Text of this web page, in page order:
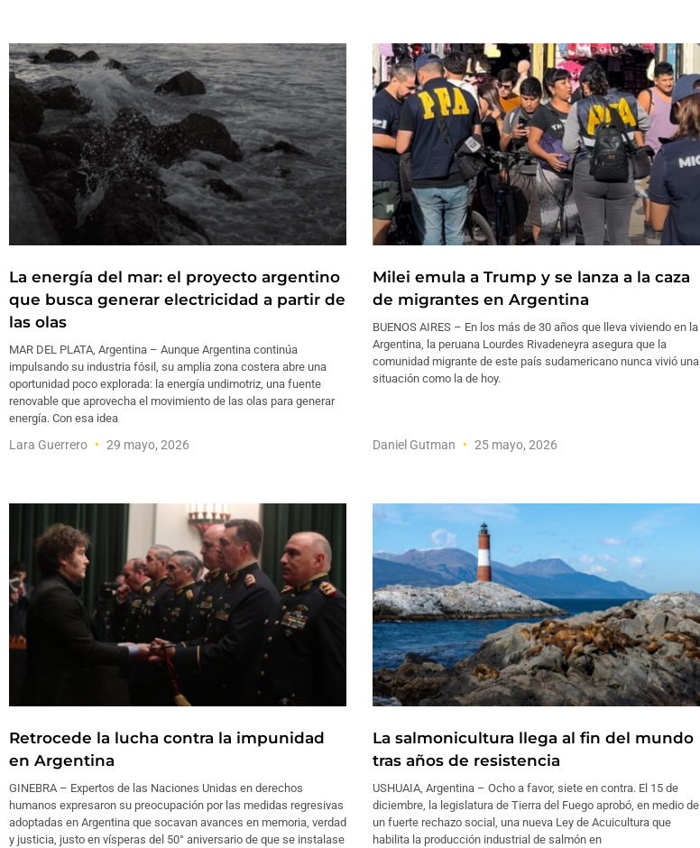
La energía del mar: el proyecto argentino
que busca generar electricidad a partir de
las olas
MAR DEL PLATA, Argentina – Aunque Argentina continúa
impulsando su industria fósil, su amplia zona costera abre una
oportunidad poco explorada: la energía undimotriz, una fuente
renovable que aprovecha el movimiento de las olas para generar
energía. Con esa idea
Lara Guerrero 29 mayo, 2026
Milei emula a Trump y se lanza a la caza
de migrantes en Argentina
BUENOS AIRES – En los más de 30 años que lleva viviendo en la
Argentina, la peruana Lourdes Rivadeneyra asegura que la
comunidad migrante de este país sudamericano nunca vivió una
situación como la de hoy.
Daniel Gutman 25 mayo, 2026
Retrocede la lucha contra la impunidad
en Argentina
GINEBRA – Expertos de las Naciones Unidas en derechos
humanos expresaron su preocupación por las medidas regresivas
adoptadas en Argentina que socavan avances en memoria, verdad
y justicia, justo en vísperas del 50° aniversario de que se instalase
La salmonicultura llega al fin del mundo
tras años de resistencia
USHUAIA, Argentina – Ocho a favor, siete en contra. El 15 de
diciembre, la legislatura de Tierra del Fuego aprobó, en medio de
un fuerte rechazo social, una nueva Ley de Acuicultura que
habilita la producción industrial de salmón en